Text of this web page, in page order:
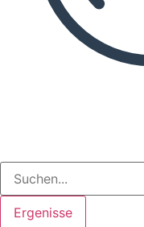
Ergenisse